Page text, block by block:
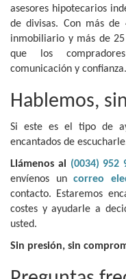
asesores hipotecarios
de divisas. Con más
inmobiliario y más de
que los
comunicación y confianza.
Hablemos,
Si este es el tipo de
encantados de
Llámenos al (0034) 952
envíenos un
correo
contacto. Estaremos
costes y ayudarle a
usted.
Sin presión, sin